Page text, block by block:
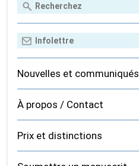
Nouvelles et communiqués
À propos / Contact
Prix et distinctions